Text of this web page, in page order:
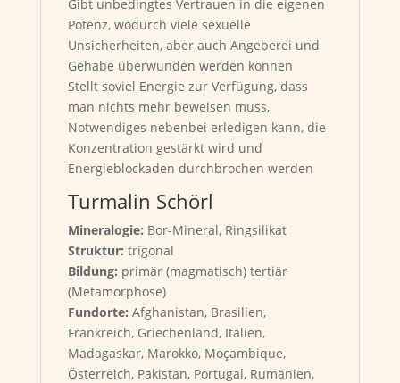
Gibt unbedingtes Vertrauen in die eigenen
Potenz, wodurch viele sexuelle
Unsicherheiten, aber auch Angeberei und
Gehabe überwunden werden können
Stellt soviel Energie zur Verfügung, dass
man nichts mehr beweisen muss,
Notwendiges nebenbei erledigen kann, die
Konzentration gestärkt wird und
Energieblockaden durchbrochen werden
Turmalin Schörl
Mineralogie: Bor-Mineral, Ringsilikat
Struktur: trigonal
Bildung: primär (magmatisch) tertiär
(Metamorphose)
Fundorte: Afghanistan, Brasilien,
Frankreich, Griechenland, Italien,
Madagaskar, Marokko, Moçambique,
Österreich, Pakistan, Portugal, Rumänien,